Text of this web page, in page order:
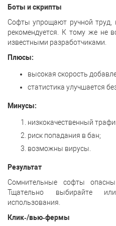
Боты и скрипты
Софты упрощают ручной труд,
рекомендуется. К тому же не
известными разработчиками.
Плюсы:
высокая скорость
статистика улучшается
Минусы:
низкокачественный
риск попадания в бан;
возможны вирусы.
Результат
Сомнительные софты
Тщательно выбирайте
использования.
Клик‑/вью‑фермы